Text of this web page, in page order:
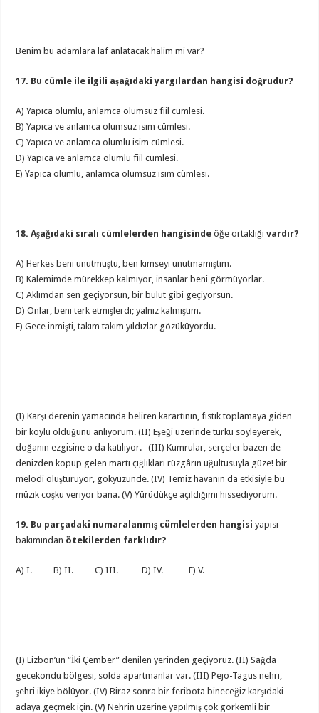
Benim bu adamlara laf anlatacak halim mi var?
17. Bu cümle ile ilgili aşağıdaki yargılardan hangisi doğrudur?
A) Yapıca olumlu, anlamca olumsuz fiil cümlesi.
B) Yapıca ve anlamca olumsuz isim cümlesi.
C) Yapıca ve anlamca olumlu isim cümlesi.
D) Yapıca ve anlamca olumlu fiil cümlesi.
E) Yapıca olumlu, anlamca olumsuz isim cümlesi.
18. Aşağıdaki sıralı cümlelerden hangisinde öğe ortaklığıvardır?
A) Herkes beni unutmuştu, ben kimseyi unutmamıştım.
B) Kalemimde mürekkep kalmıyor, insanlar beni görmüyorlar.
C) Aklımdan sen geçiyorsun, bir bulut gibi geçiyorsun.
D) Onlar, beni terk etmişlerdi; yalnız kalmıştım.
E) Gece inmişti, takım takım yıldızlar gözüküyordu.
(I) Karşı derenin yamacında beliren karartının, fıstık toplamaya giden
bir köylü olduğunu anlıyorum. (II) Eşeği üzerinde türkü söyleyerek,
doğanın ezgisine o da katılıyor. (III) Kumrular, serçeler bazen de
denizden kopup gelen martı çığlıkları rüzgârın uğultusuyla güze! bir
melodi oluşturuyor, gökyüzünde. (IV) Temiz havanın da etkisiyle bu
müzik coşku veriyor bana. (V) Yürüdükçe açıldığımı hissediyorum.
19. Bu parçadaki numaralanmış cümlelerden hangisiyapısı
bakımından ötekilerden farklıdır?
A) I. B) II. C) III. D) IV. E) V.
(I) Lizbon’un “İki Çember” denilen yerinden geçiyoruz. (II) Sağda
gecekondu bölgesi, solda apartmanlar var. (III) Pejo-Tagus nehri,
şehri ikiye bölüyor. (IV) Biraz sonra bir feribota bineceğiz karşıdaki
adaya geçmek için. (V) Nehrin üzerine yapılmış çok görkemli bir